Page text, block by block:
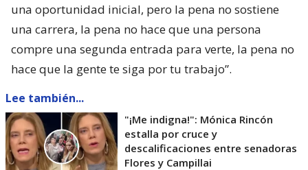
una oportunidad inicial, pero la pena no sostiene
una carrera, la pena no hace que una persona
compre una segunda entrada para verte, la pena no
hace que la gente te siga por tu trabajo”.
Lee también...
"¡Me indigna!": Mónica Rincón
estalla por cruce y
descalificaciones entre senadoras
Flores y Campillai